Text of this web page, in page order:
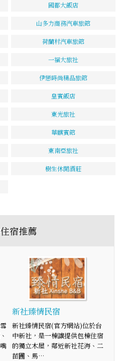
國都大飯店
山多力商務汽車旅館
荷蘭村汽車旅館
一福大旅社
伊戀時尚精品旅館
皇賓飯店
東光旅社
華麒賓館
東南亞旅社
樹生休閒酒莊
宿推薦
新社臻情民宿
新社臻情民宿(官方網站)位於台
中新社，是一棟讓提供包棟住宿
的獨立木屋，鄰近新社花海、二
苗圃、馬…